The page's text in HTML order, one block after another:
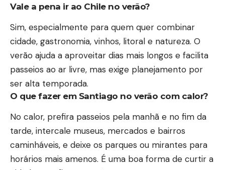
Vale a pena ir ao Chile no verão?
Sim, especialmente para quem quer combinar
cidade, gastronomia, vinhos, litoral e natureza. O
verão ajuda a aproveitar dias mais longos e facilita
passeios ao ar livre, mas exige planejamento por
ser alta temporada.
O que fazer em Santiago no verão com calor?
No calor, prefira passeios pela manhã e no fim da
tarde, intercale museus, mercados e bairros
caminháveis, e deixe os parques ou mirantes para
horários mais amenos. É uma boa forma de curtir a